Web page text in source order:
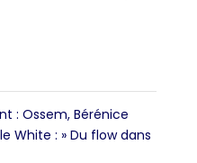
: Ossem, Bérénice
White : » Du flow dans